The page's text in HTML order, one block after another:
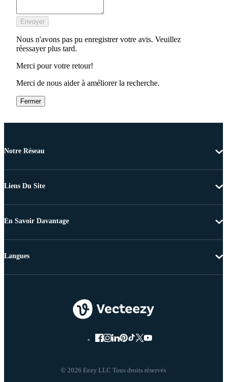
Envoyer
Nous n'avons pas pu enregistrer votre avis. Veuillez
réessayer plus tard.
Merci pour votre retour!
Merci de nous aider à améliorer la recherche.
Fermer
Notre Réseau
Liens Du Site
En Savoir Davantage
© 2026 Eezy LLC Tous droits réservés
Langues